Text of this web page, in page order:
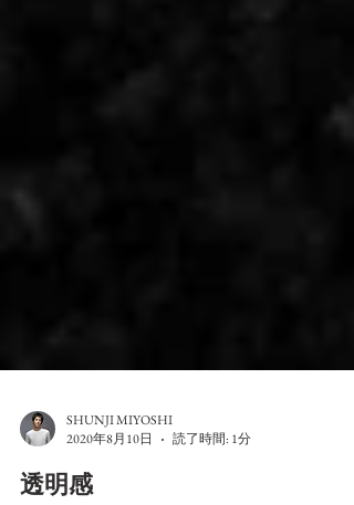
SHUNJI MIYOSHI
2020年8月10日